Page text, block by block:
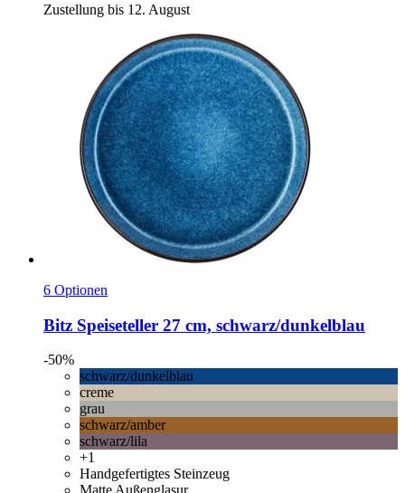
Zustellung bis 12. August
6 Optionen
Bitz Speiseteller 27 cm, schwarz/dunkelblau
-50%
schwarz/dunkelblau
creme
grau
schwarz/amber
schwarz/lila
+1
Handgefertigtes Steinzeug